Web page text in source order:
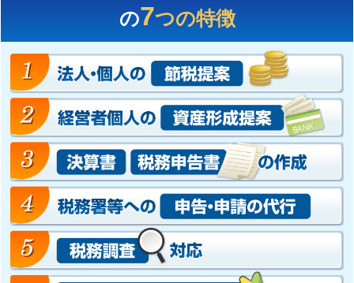
の7つの特徴